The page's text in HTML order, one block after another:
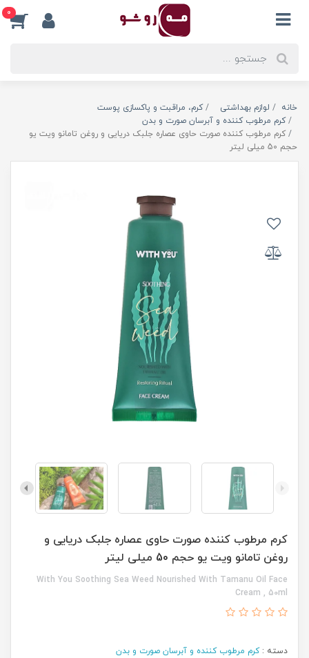
0
خانه لوازم بهداشتی
کرم، مراقبت و پاکسازی پوست
کرم مرطوب کننده و آبرسان صورت و بدن
کرم مرطوب کننده صورت حاوی عصاره جلبک دریایی و روغن تامانو ویت یو
حجم 50 میلی لیتر
کرم مرطوب کننده صورت حاوی عصاره جلبک دریایی و
روغن تامانو ویت یو حجم 50 میلی لیتر
With You Soothing Sea Weed Nourished With Tamanu Oil Face
Cream , 50ml
دسته :کرم مرطوب کننده و آبرسان صورت و بدن